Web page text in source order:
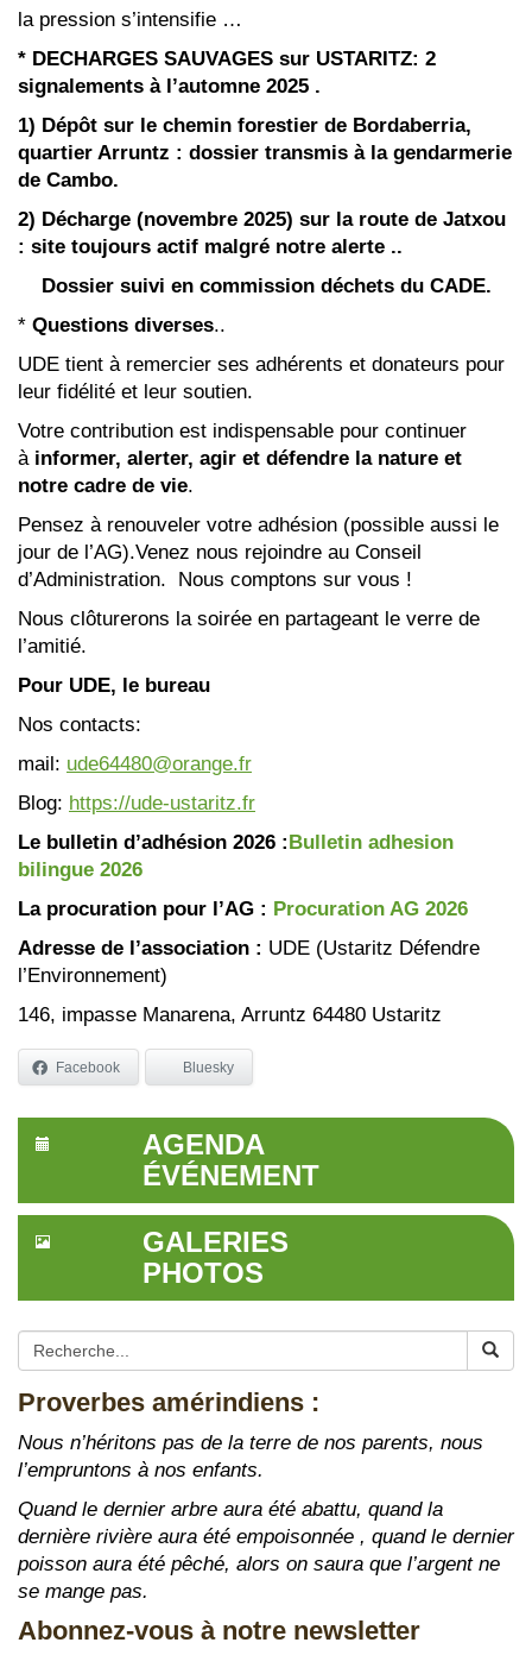
la pression s’intensifie …
* DECHARGES SAUVAGES sur USTARITZ: 2
signalements à l’automne 2025 .
1) Dépôt sur le chemin forestier de Bordaberria,
quartier Arruntz : dossier transmis à la gendarmerie
de Cambo.
2) Décharge (novembre 2025) sur la route de Jatxou
: site toujours actif malgré notre alerte ..
Dossier suivi en commission déchets du CADE.
* Questions diverses..
UDE tient à remercier ses adhérents et donateurs pour
leur fidélité et leur soutien.
Votre contribution est indispensable pour continuer
à informer, alerter, agir et défendre la nature et
notre cadre de vie.
Pensez à renouveler votre adhésion (possible aussi le
jour de l’AG).Venez nous rejoindre au Conseil
d’Administration. Nous comptons sur vous !
Nous clôturerons la soirée en partageant le verre de
l’amitié.
Pour UDE, le bureau
Nos contacts:
mail: ude64480@orange.fr
Blog: https://ude-ustaritz.fr
Le bulletin d’adhésion 2026 :Bulletin adhesion
bilingue 2026
La procuration pour l’AG : Procuration AG 2026
Adresse de l’association : UDE (Ustaritz Défendre
l’Environnement)
146, impasse Manarena, Arruntz 64480 Ustaritz
Facebook Bluesky
AGENDA
ÉVÉNEMENT
GALERIES
PHOTOS
Proverbes amérindiens :
Nous n’héritons pas de la terre de nos parents, nous
l’empruntons à nos enfants.
Quand le dernier arbre aura été abattu, quand la
dernière rivière aura été empoisonnée , quand le dernier
poisson aura été pêché, alors on saura que l’argent ne
se mange pas.
Abonnez-vous à notre newsletter